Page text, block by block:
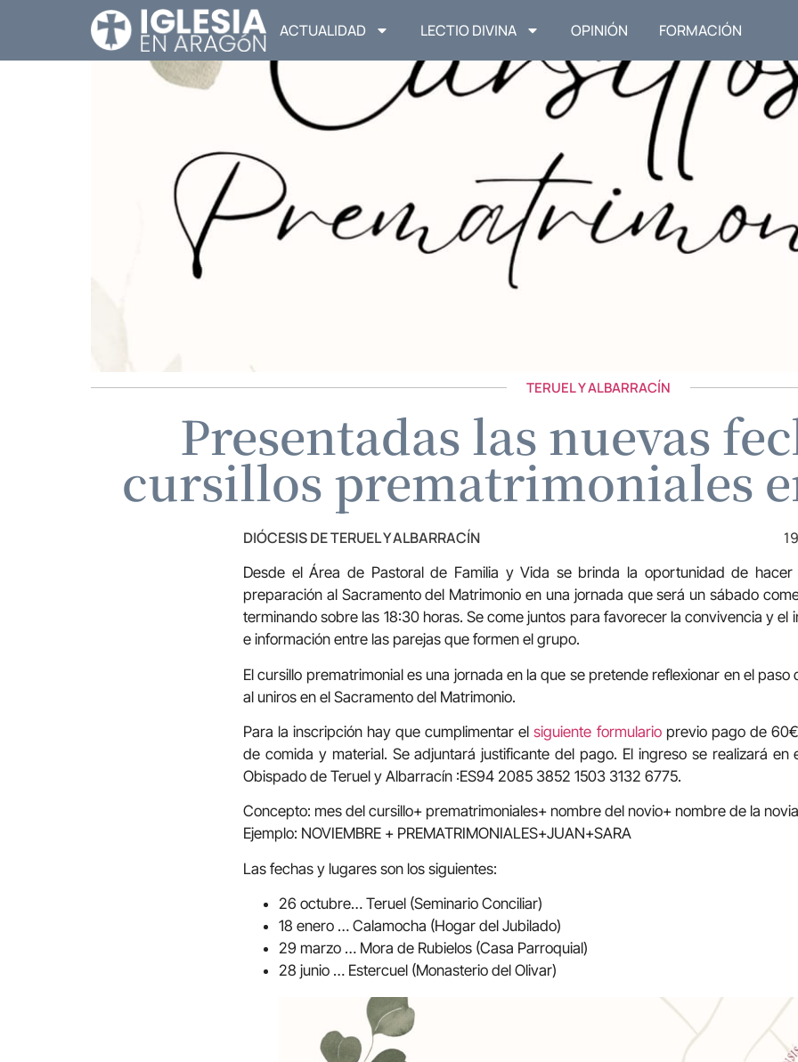
ACTUALIDAD LECTIO DIVINA OPINIÓN FORMACIÓN
TERUEL Y ALBARRACÍN
Presentadas las nuevas
cursillos prematrimoniales
DIÓCESIS DE TERUEL Y ALBARRACÍN
Desde el Área de Pastoral de Familia y Vida se brinda la oportunidad de hacer
preparación al Sacramento del Matrimonio en una jornada que será un sábado
terminando sobre las 18:30 horas. Se come juntos para favorecer la convivencia y el
e información entre las parejas que formen el grupo.
El cursillo prematrimonial es una jornada en la que se pretende reflexionar en el paso
al uniros en el Sacramento del Matrimonio.
Para la inscripción hay que cumplimentar elsiguiente formularioprevio pago de
de comida y material. Se adjuntará justificante del pago. El ingreso se realizará
Obispado de Teruel y Albarracín :ES94 2085 3852 1503 3132 6775.
Concepto: mes del cursillo+ prematrimoniales+ nombre del novio+ nombre de la novia
Ejemplo: NOVIEMBRE + PREMATRIMONIALES+JUAN+SARA
Las fechas y lugares son los siguientes:
26 octubre… Teruel (Seminario Conciliar)
18 enero … Calamocha (Hogar del Jubilado)
29 marzo … Mora de Rubielos (Casa Parroquial)
28 junio … Estercuel (Monasterio del Olivar)